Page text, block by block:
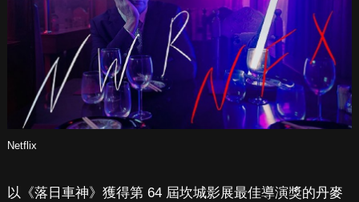
Netflix
以《落日車神》獲得第 64 屆坎城影展最佳導演獎的丹麥